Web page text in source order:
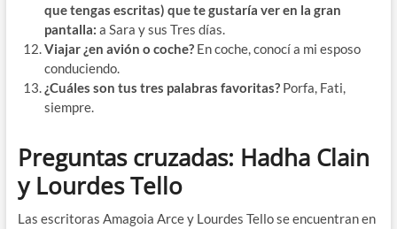
que tengas escritas) que te gustaría ver en la gran
pantalla: a Sara y sus Tres días.
V️iajar ¿en avión o coche?En coche, conocí a mi esposo
conduciendo.
¿Cuáles son tus tres palabras favoritas?Porfa, Fati,
siempre.
Preguntas cruzadas: Hadha Clain
y Lourdes Tello
Las escritoras Amagoia Arce y Lourdes Tello se encuentran en